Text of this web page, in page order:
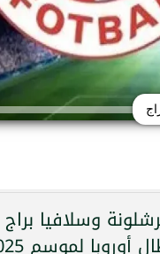
وسلافيا براج